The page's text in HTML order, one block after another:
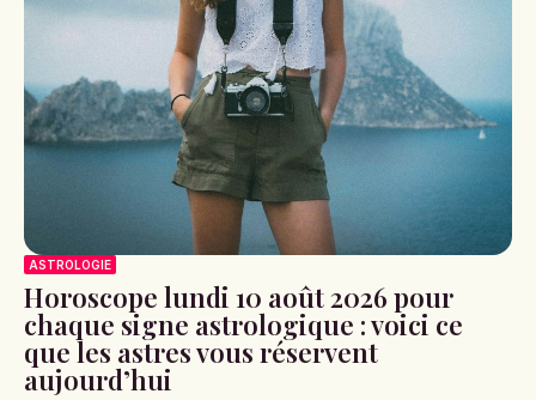
ASTROLOGIE
Horoscope lundi 10 août 2026 pour
chaque signe astrologique : voici ce
que les astres vous réservent
aujourd’hui